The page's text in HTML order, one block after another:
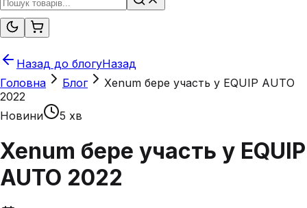
Назад до блогуНазад
Головна
Блог
Xenum бере участь у EQUIP AUTO
2022
Новини
5 хв
Xenum бере участь у EQUIP
AUTO 2022